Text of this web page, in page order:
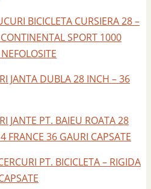
BICICLETA CURSIERA 28 –
SPORT 1000
JANTA DUBLA 28 INCH – 36
JANTE PT. BAIEU ROATA 28
FRANCE 36 GAURI CAPSATE
PT. BICICLETA – RIGIDA